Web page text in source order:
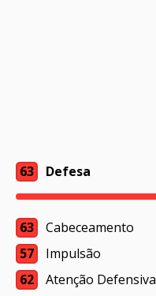
63 Defesa
63
Cabeceamento
57
Impulsão
62
Atenção Defensiva